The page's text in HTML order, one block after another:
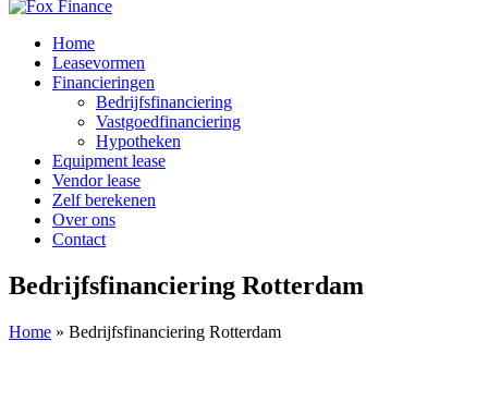
Home
Leasevormen
Financieringen
Bedrijfsfinanciering
Vastgoedfinanciering
Hypotheken
Equipment lease
Vendor lease
Zelf berekenen
Over ons
Contact
Bedrijfsfinanciering Rotterdam
Home » Bedrijfsfinanciering Rotterdam